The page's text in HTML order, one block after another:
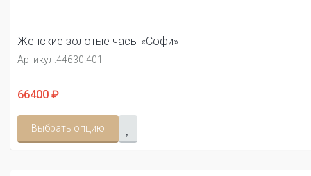
Женские золотые часы «Софи»
Артикул:44630.401
66400 ₽
Выбрать опцию